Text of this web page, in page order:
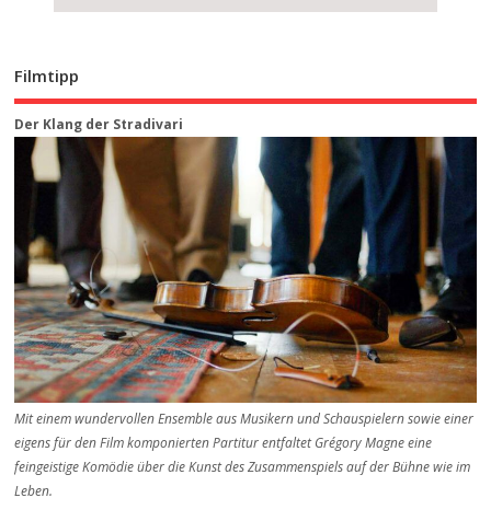
Filmtipp
Der Klang der Stradivari
Mit einem wundervollen Ensemble aus Musikern und Schauspielern sowie einer
eigens für den Film komponierten Partitur entfaltet Grégory Magne eine
feingeistige Komödie über die Kunst des Zusammenspiels auf der Bühne wie im
Leben.